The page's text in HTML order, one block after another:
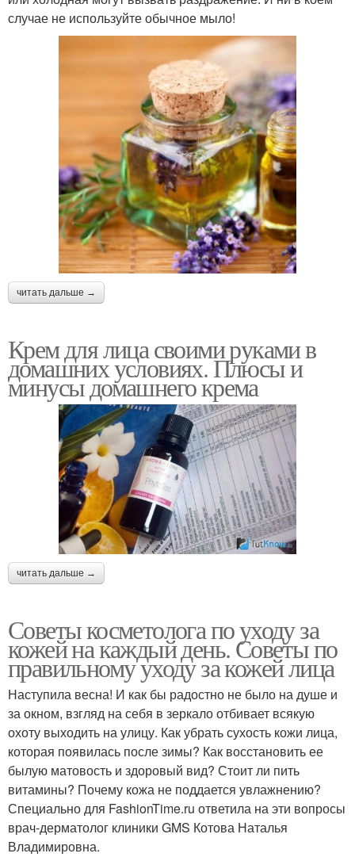
случае не используйте обычное мыло!
читать дальше →
Крем для лица своими руками в
домашних условиях. Плюсы и
минусы домашнего крема
читать дальше →
Советы косметолога по уходу за
кожей на каждый день. Советы по
правильному уходу за кожей лица
Наступила весна! И как бы радостно не было на душе и
за окном, взгляд на себя в зеркало отбивает всякую
охоту выходить на улицу. Как убрать сухость кожи лица,
которая появилась после зимы? Как восстановить ее
былую матовость и здоровый вид? Стоит ли пить
витамины? Почему кожа не поддается увлажнению?
Специально для FashionTime.ru ответила на эти вопросы
врач-дерматолог клиники GMS Котова Наталья
Владимировна.